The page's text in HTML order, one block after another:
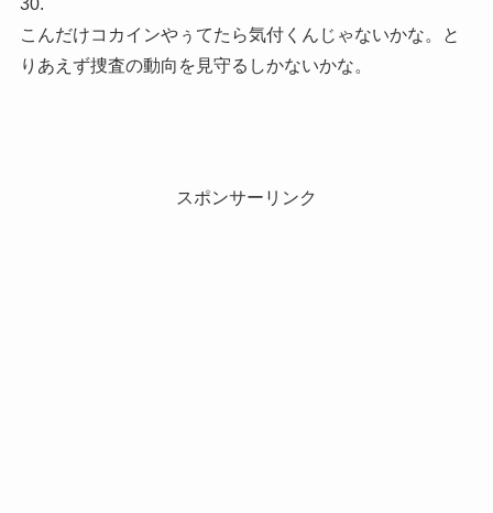
こんだけコカインやぅてたら気付くんじゃないかな。と
りあえず捜査の動向を見守るしかないかな。
スポンサーリンク